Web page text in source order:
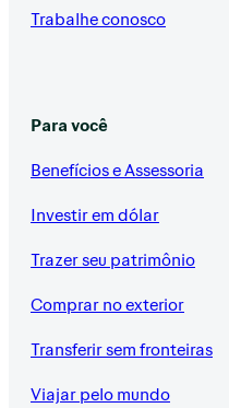
Trabalhe conosco
Para você
Benefícios e Assessoria
Investir em dólar
Trazer seu patrimônio
Comprar no exterior
Transferir sem fronteiras
Viajar pelo mundo